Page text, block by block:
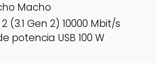
Macho
2 (3.1 Gen 2) 10000 Mbit/s
potencia USB 100 W